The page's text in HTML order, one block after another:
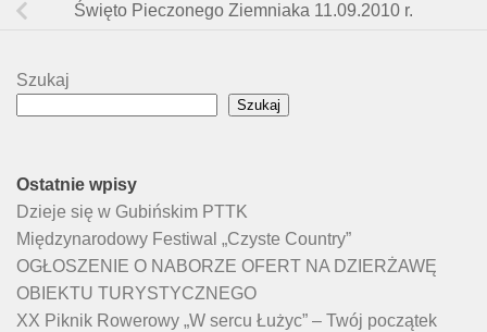
Święto Pieczonego Ziemniaka 11.09.2010 r.
Szukaj
Szukaj
Ostatnie wpisy
Dzieje się w Gubińskim PTTK
Międzynarodowy Festiwal „Czyste Country”
OGŁOSZENIE O NABORZE OFERT NA DZIERŻAWĘ
OBIEKTU TURYSTYCZNEGO
XX Piknik Rowerowy „W sercu Łużyc” – Twój początek